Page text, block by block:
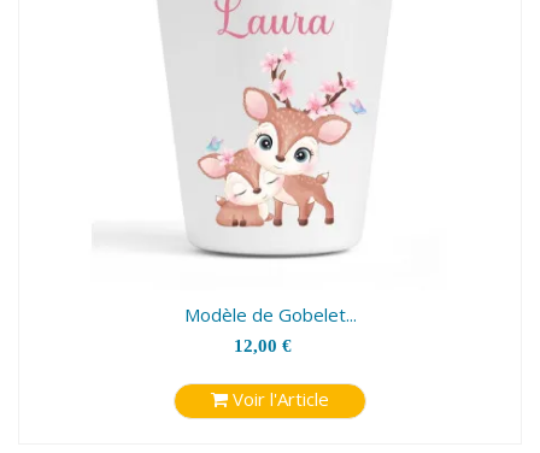
Modèle de Gobelet...
12,00 €
Voir l'Article